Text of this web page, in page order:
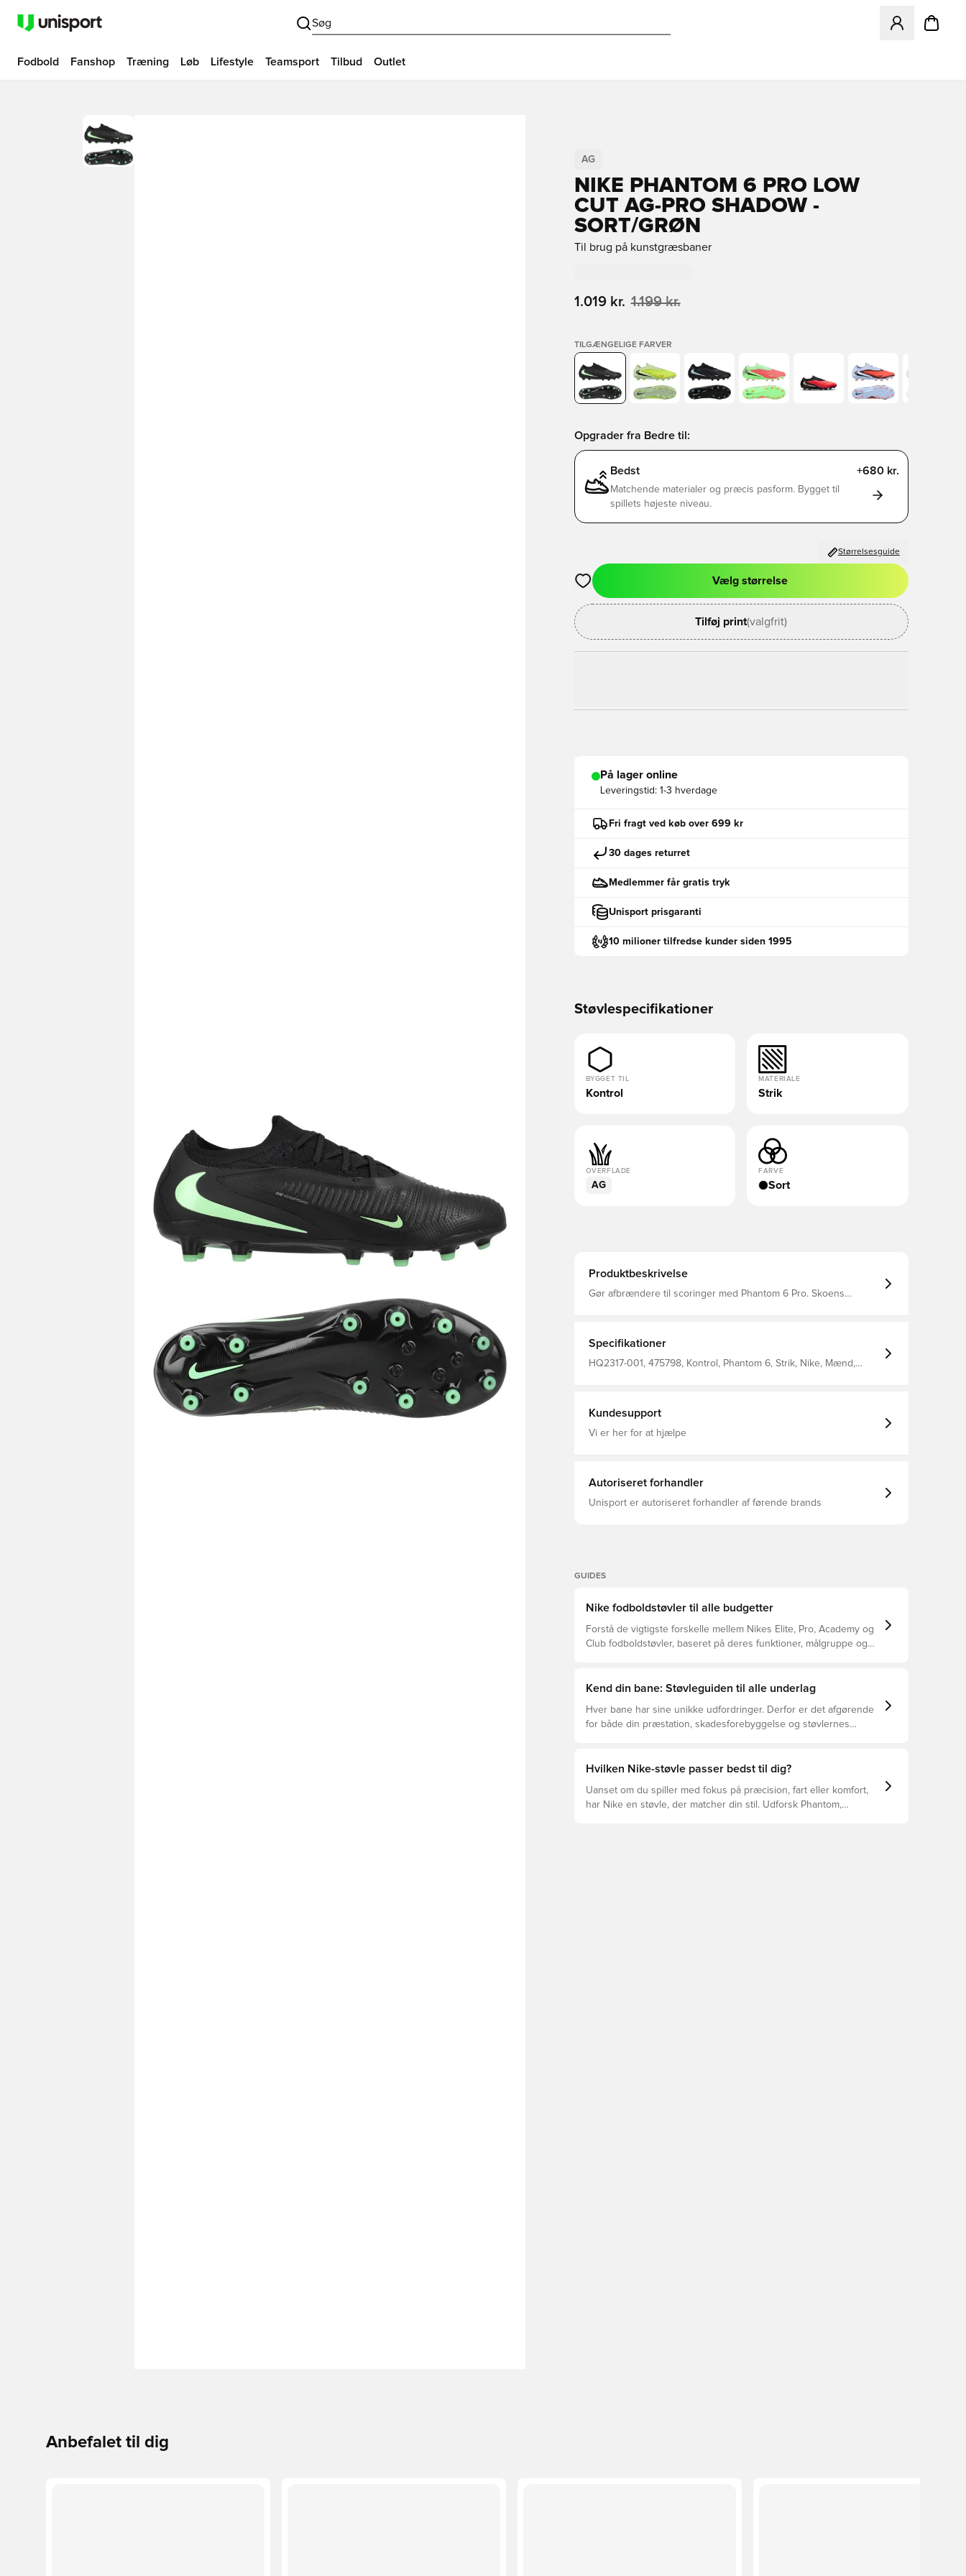
Søg
Åbner en
Fodbold Fanshop Træning Løb Lifestyle Teamsport Tilbud Outlet
AG
NIKE PHANTOM 6 PRO LOW
CUT AG-PRO SHADOW -
SORT/GRØN
Til brug på kunstgræsbaner
1.019 kr. 1.199 kr.
TILGÆNGELIGE FARVER
Opgrader fra Bedre til:
Bedst +680 kr.
Matchende materialer og præcis pasform. Bygget til
spillets højeste niveau.
Størrelsesguide
Åbner en Modal til at logge ind eller tilmelde dig som medlem
Vælg størrelse
Tilføj print(valgfrit)
På lager online
Leveringstid: 1-3 hverdage
Fri fragt ved køb over 699 kr
30 dages returret
Medlemmer får gratis tryk
Unisport prisgaranti
10 milioner tilfredse kunder siden 1995
Støvlespecifikationer
BYGGET TIL
Kontrol
MATERIALE
Strik
OVERFLADE
AG
FARVE
Sort
Produktbeskrivelse
Gør afbrændere til scoringer med Phantom 6 Pro. Skoens
Specifikationer
HQ2317-001, 475798, Kontrol, Phantom 6, Strik, Nike, Mænd,
Kundesupport
Vi er her for at hjælpe
Autoriseret forhandler
Unisport er autoriseret forhandler af førende brands
GUIDES
Nike fodboldstøvler til alle budgetter
Forstå de vigtigste forskelle mellem Nikes Elite, Pro, Academy og
Club fodboldstøvler, baseret på deres funktioner, målgruppe og
Kend din bane: Støvleguiden til alle underlag
Hver bane har sine unikke udfordringer. Derfor er det afgørende
for både din præstation, skadesforebyggelse og støvlernes
forskellige typer underlag.
Hvilken Nike-støvle passer bedst til dig?
Uanset om du spiller med fokus på præcision, fart eller komfort,
har Nike en støvle, der matcher din stil. Udforsk Phantom,
Anbefalet til dig